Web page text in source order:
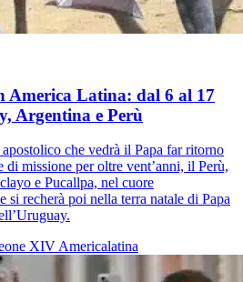
America Latina: dal 6 al 17
Argentina e Perù
che vedrà il Papa far ritorno
di missione per oltre vent’anni, il Perù,
e Pucallpa, nel cuore
si recherà poi nella terra natale di Papa
XIVAmericalatina